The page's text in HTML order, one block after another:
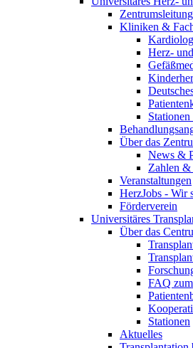
Zentrumsleitung
Kliniken &
Herz-
Über das
News &
Zahlen &
Veranstaltungen
HerzJobs - Wir
Förderverein
Universitäres
Über das
FAQ
Stationen
Aktuelles